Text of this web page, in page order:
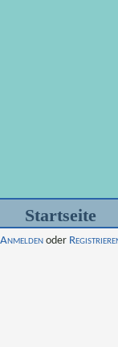
Startseite
Anmelden oder